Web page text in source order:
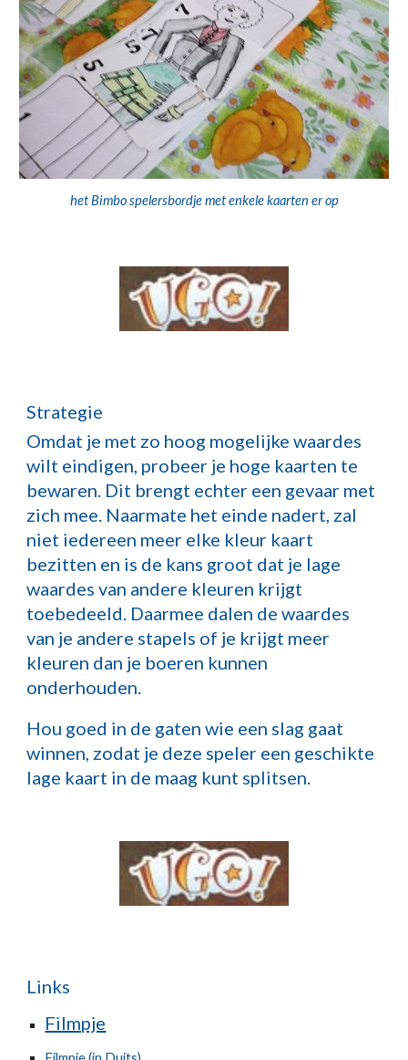
het Bimbo spelersbordje met enkele kaarten er op
Strategie
Omdat je met zo hoog mogelijke waardes
wilt eindigen, probeer je hoge kaarten te
bewaren. Dit brengt echter een gevaar met
zich mee. Naarmate het einde nadert, zal
niet iedereen meer elke kleur kaart
bezitten en is de kans groot dat je lage
waardes van andere kleuren krijgt
toebedeeld. Daarmee dalen de waardes
van je andere stapels of je krijgt meer
kleuren dan je boeren kunnen
onderhouden.
Hou goed in de gaten wie een slag gaat
winnen, zodat je deze speler een geschikte
lage kaart in de maag kunt splitsen.
Links
Filmpje